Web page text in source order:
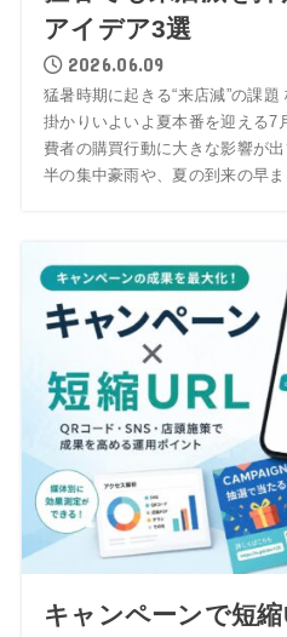
アイデア3選
2026.06.09
猛暑時期に起きる“来店減”の課
掛かりいよいよ夏本番を迎える7
費者の購買行動に大きな影響が
半の集中豪雨や、夏の到来の早
キャンペーンで短